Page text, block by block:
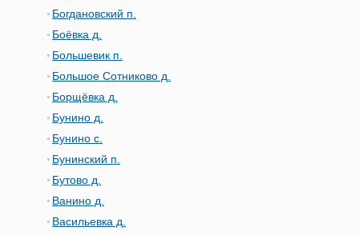
Богдановский п.
Боёвка д.
Большевик п.
Большое Сотниково д.
Борщёвка д.
Бунино д.
Бунино с.
Бунинский п.
Бутово д.
Ванино д.
Васильевка д.